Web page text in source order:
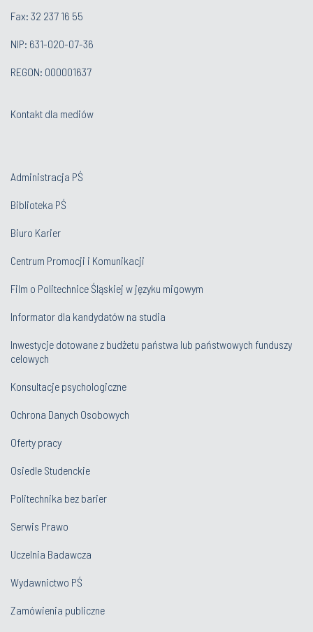
Fax: 32 237 16 55
NIP: 631-020-07-36
REGON: 000001637
Kontakt dla mediów
Administracja PŚ
Biblioteka PŚ
Biuro Karier
Centrum Promocji i Komunikacji
Film o Politechnice Śląskiej w języku migowym
Informator dla kandydatów na studia
Inwestycje dotowane z budżetu państwa lub państwowych funduszy
celowych
Konsultacje psychologiczne
Ochrona Danych Osobowych
Oferty pracy
Osiedle Studenckie
Politechnika bez barier
Serwis Prawo
Uczelnia Badawcza
Wydawnictwo PŚ
Zamówienia publiczne